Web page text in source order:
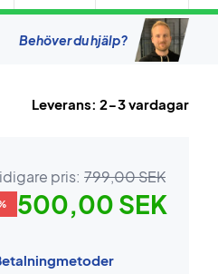
Behöver du hjälp?
Leverans: 2-3 vardagar
pris: 799,00 SEK
500,00 SEK